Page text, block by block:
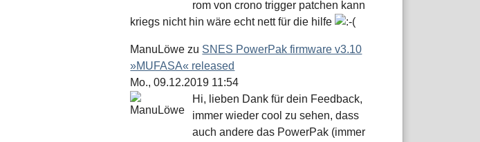
rom von crono trigger patchen kann
kriegs nicht hin wäre echt nett für die hilfe
ManuLöwe zu SNES PowerPak firmware v3.10
»MUFASA« released
Mo., 09.12.2019 11:54
Hi, lieben Dank für dein Feedback,
immer wieder cool zu sehen, dass
auch andere das PowerPak (immer